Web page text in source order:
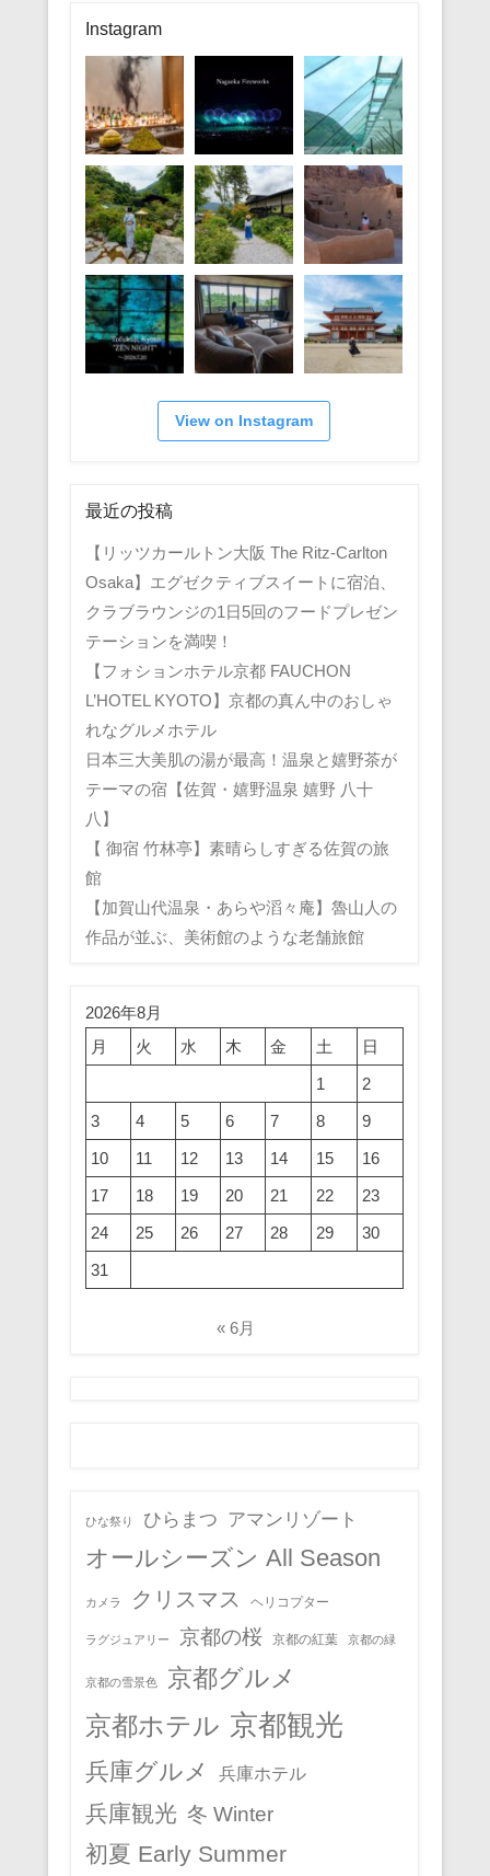
リ
ー
Instagram
View on Instagram
最近の投稿
【リッツカールトン大阪 The Ritz-Carlton
Osaka】エグゼクティブスイートに宿泊、
クラブラウンジの1日5回のフードプレゼン
テーションを満喫！
【フォションホテル京都 FAUCHON
L’HOTEL KYOTO】京都の真ん中のおしゃ
れなグルメホテル
日本三大美肌の湯が最高！温泉と嬉野茶が
テーマの宿【佐賀・嬉野温泉 嬉野 八十
八】
【 御宿 竹林亭】素晴らしすぎる佐賀の旅
館
【加賀山代温泉・あらや滔々庵】魯山人の
作品が並ぶ、美術館のような老舗旅館
2026年8月
月
火 水 木 金 土
日
1
2
3
4 5 6 7 8
9
10
11 12 13 14 15
16
17
18 19 20 21 22
23
24
25 26 27 28 29
30
31
« 6月
ひな祭り ひらまつ アマンリゾート
オールシーズン All Season
カメラ クリスマス ヘリコプター
ラグジュアリー 京都の桜 京都の紅葉 京都の緑
京都の雪景色 京都グルメ
京都ホテル 京都観光
兵庫グルメ 兵庫ホテル
兵庫観光 冬 Winter
初夏 Early Summer